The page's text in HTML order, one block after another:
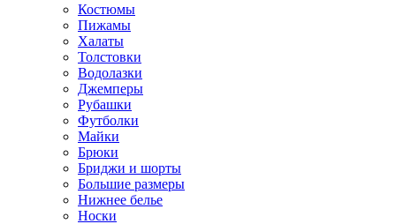
Костюмы
Пижамы
Халаты
Толстовки
Водолазки
Джемперы
Рубашки
Футболки
Майки
Брюки
Бриджи и шорты
Большие размеры
Нижнее белье
Носки